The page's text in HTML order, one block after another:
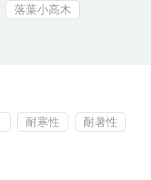
落葉小高木
耐寒性 耐暑性